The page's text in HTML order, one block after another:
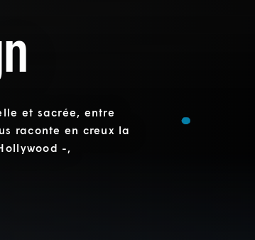
et sacrée, entre
raconte en creux la
-,